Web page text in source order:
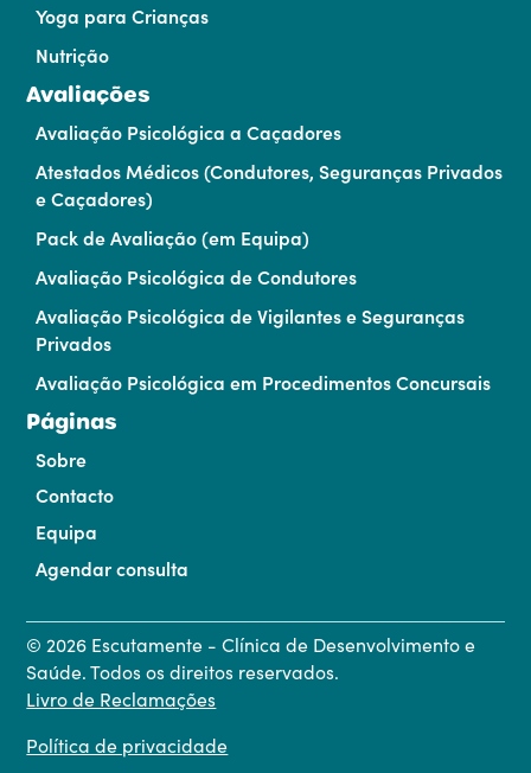
Yoga para Crianças
Nutrição
Avaliações
Avaliação Psicológica a Caçadores
Atestados Médicos (Condutores, Seguranças Privados
e Caçadores)
Pack de Avaliação (em Equipa)
Avaliação Psicológica de Condutores
Avaliação Psicológica de Vigilantes e Seguranças
Privados
Avaliação Psicológica em Procedimentos Concursais
Páginas
Sobre
Contacto
Equipa
Agendar consulta
© 2026 Escutamente - Clínica de Desenvolvimento e
Saúde. Todos os direitos reservados.
Livro de Reclamações
Política de privacidade